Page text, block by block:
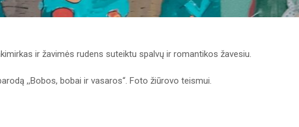
ir žavimės rudens suteiktu spalvų ir romantikos žavesiu.
,,Bobos, bobai ir vasaros“. Foto žiūrovo teismui.